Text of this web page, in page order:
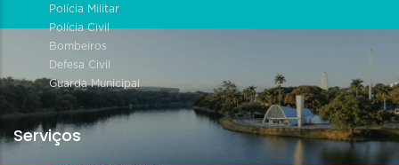
Polícia Militar
Polícia Civil
Bombeiros
Defesa Civil
Guarda Municipal
Serviços